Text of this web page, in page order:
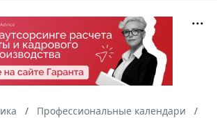
Профессиональные календари